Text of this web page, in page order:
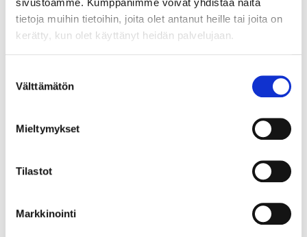
tietoja muihin tietoihin, joita olet antanut heille tai joita on
kerätty, kun olet käyttänyt heidän palvelujaan.
valinta
Välttämätön
Mieltymykset
Tilastot
Markkinointi
tasaisesti. Vuoden 2022 aikana
Tahkolla vieraili noin 1
miljoona kävijää, mutta
matkailijoita ja ulkomaalaisten
Nyt alueen yrittäjät haluavat ja
ovat valmiit laajentamaan
kansainvälisiin matkailijoihin
kohdennettua markkinointia
valituille kohdealueille Baltian